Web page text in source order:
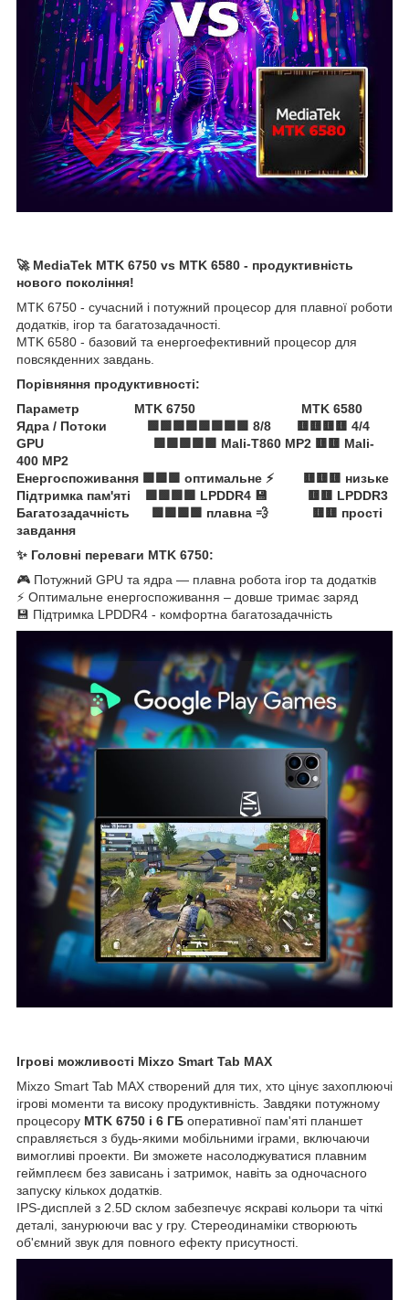
🚀 MediaTek MTK 6750 vs MTK 6580 - продуктивність
нового покоління!
MTK 6750 - сучасний і потужний процесор для плавної роботи
додатків, ігор та багатозадачності.
MTK 6580 - базовий та енергоефективний процесор для
повсякденних завдань.
Порівняння продуктивності:
Параметр MTK 6750 MTK 6580
Ядра / Потоки 🟩🟩🟩🟩🟩🟩🟩🟩 8/8 🟨🟨🟨🟨 4/4
GPU 🟩🟩🟩🟩🟩 Mali-T860 MP2 🟨🟨 Mali-
400 MP2
Енергоспоживання 🟩🟩🟩 оптимальне ⚡ 🟨🟨🟨 низьке
Підтримка пам'яті 🟩🟩🟩🟩 LPDDR4 💾 🟨🟨 LPDDR3
Багатозадачність 🟩🟩🟩🟩 плавна 💨 🟨🟨 прості
завдання
✨ Головні переваги MTK 6750:
🎮 Потужний GPU та ядра — плавна робота ігор та додатків
⚡ Оптимальне енергоспоживання – довше тримає заряд
💾 Підтримка LPDDR4 - комфортна багатозадачність
Ігрові можливості Mixzo Smart Tab MAX
Mixzo Smart Tab MAX створений для тих, хто цінує захоплюючі
ігрові моменти та високу продуктивність. Завдяки потужному
процесору MTK 6750 і 6 ГБ оперативної пам'яті планшет
справляється з будь-якими мобільними іграми, включаючи
вимогливі проекти. Ви зможете насолоджуватися плавним
геймплеєм без зависань і затримок, навіть за одночасного
запуску кількох додатків.
IPS-дисплей з 2.5D склом забезпечує яскраві кольори та чіткі
деталі, занурюючи вас у гру. Стереодинаміки створюють
об'ємний звук для повного ефекту присутності.